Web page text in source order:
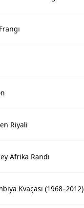
Riyali
Afrika Randı
Kvaçası (1968–2012)